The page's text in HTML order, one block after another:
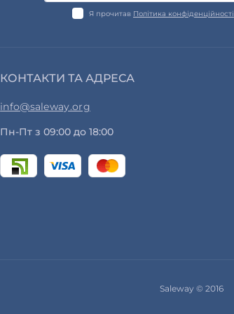
Я прочитав Політика конфіденційності
КОНТАКТИ ТА АДРЕСА
info@saleway.org
Пн-Пт з 09:00 до 18:00
Saleway © 2016